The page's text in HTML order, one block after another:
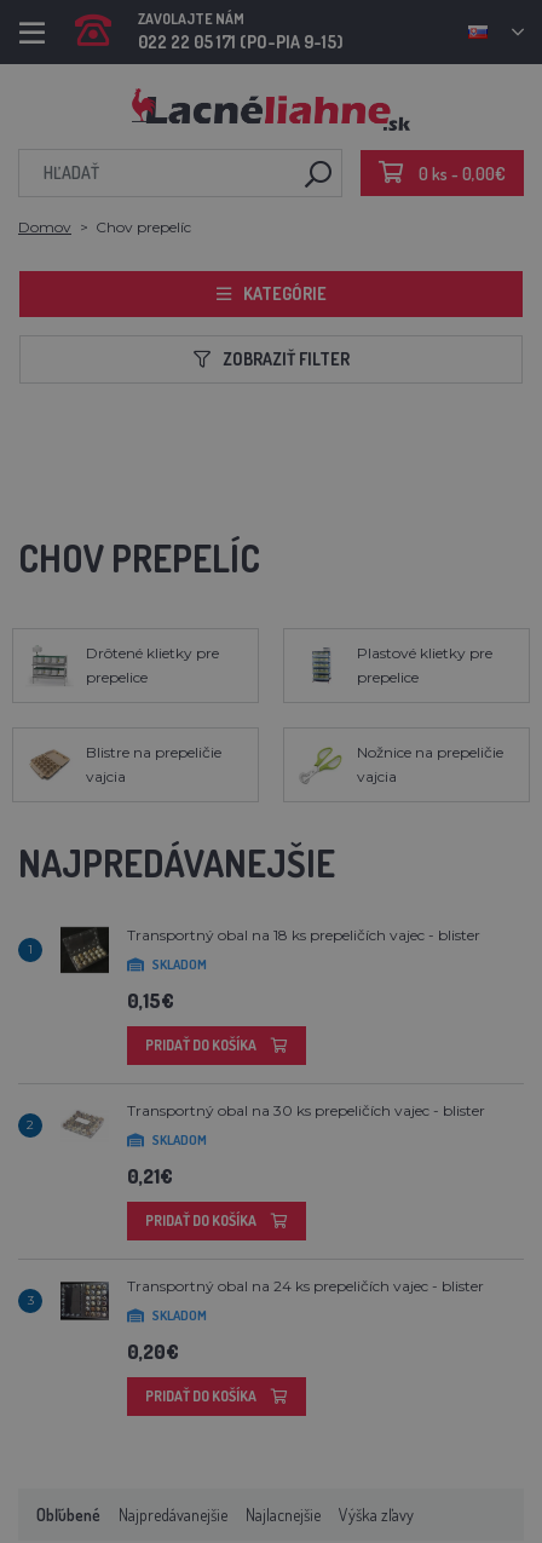
ZAVOLAJTE NÁM
022 22 05 171 (PO-PIA 9-15)
0 ks - 0,00€
Domov Chov prepelíc
KATEGÓRIE
ZOBRAZIŤ FILTER
CHOV PREPELÍC
Drôtené klietky pre
prepelice
Plastové klietky pre
prepelice
Blistre na prepeličie
vajcia
Nožnice na prepeličie
vajcia
NAJPREDÁVANEJŠIE
1
Transportný obal na 18 ks prepeličích vajec - blister
SKLADOM
0,15€
PRIDAŤ DO KOŠÍKA
2
Transportný obal na 30 ks prepeličích vajec - blister
SKLADOM
0,21€
PRIDAŤ DO KOŠÍKA
3
Transportný obal na 24 ks prepeličích vajec - blister
SKLADOM
0,20€
PRIDAŤ DO KOŠÍKA
Obľúbené Najpredávanejšie Najlacnejšie Výška zľavy